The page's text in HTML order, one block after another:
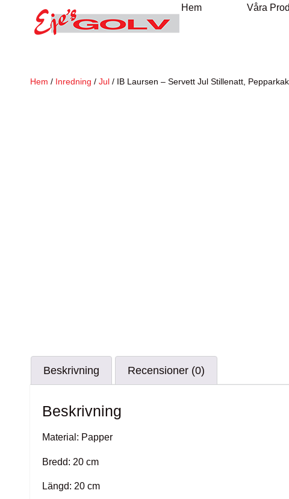
Hem Våra
Hem / Inredning / Jul / IB Laursen – Servett Jul Stillenatt,
Beskrivning Recensioner (0)
Beskrivning
Material: Papper
Bredd: 20 cm
Längd: 20 cm